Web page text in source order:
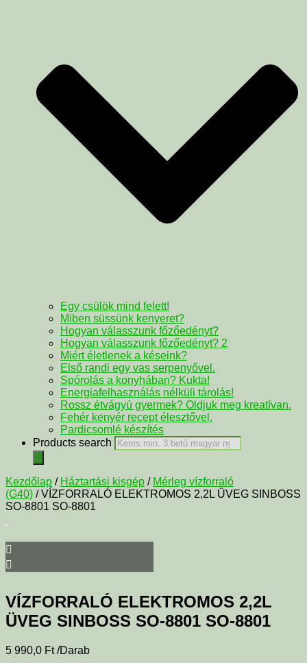
Egy csülök mind felett!
Miben süssünk kenyeret?
Hogyan válasszunk főzőedényt?
Hogyan válasszunk főzőedényt? 2
Miért életlenek a késeink?
Első randi egy vas serpenyővel.
Spórolás a konyhában? Kukta!
Energiafelhasználás nélküli tárolás!
Rossz étvágyú gyermek? Oldjuk meg kreatívan.
Fehér kenyér recept élesztővel.
Pardicsomlé készítés
Products search
Kezdőlap / Háztartási kisgép / Mérleg vízforraló
(G40) / VÍZFORRALÓ ELEKTROMOS 2,2L ÜVEG SINBOSS
SO-8801 SO-8801
VÍZFORRALÓ ELEKTROMOS 2,2L
ÜVEG SINBOSS SO-8801 SO-8801
5 990,0 Ft /Darab